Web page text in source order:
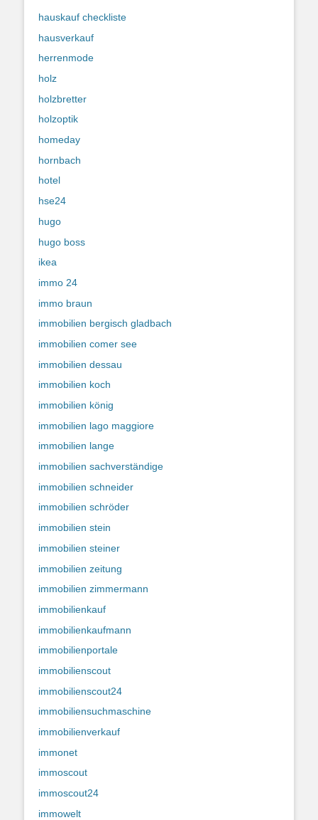
hauskauf checkliste
hausverkauf
herrenmode
holz
holzbretter
holzoptik
homeday
hornbach
hotel
hse24
hugo
hugo boss
ikea
immo 24
immo braun
immobilien bergisch gladbach
immobilien comer see
immobilien dessau
immobilien koch
immobilien könig
immobilien lago maggiore
immobilien lange
immobilien sachverständige
immobilien schneider
immobilien schröder
immobilien stein
immobilien steiner
immobilien zeitung
immobilien zimmermann
immobilienkauf
immobilienkaufmann
immobilienportale
immobilienscout
immobilienscout24
immobiliensuchmaschine
immobilienverkauf
immonet
immoscout
immoscout24
immowelt